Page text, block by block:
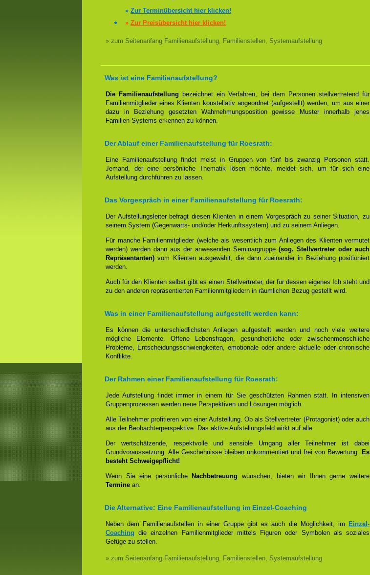
» Zur Terminübersicht hier klicken!
» Zur Preisübersicht hier klicken!
» zum Seitenanfang Familienaufstellung, Familienstellen, Systemaufstellung
Was ist eine Familienaufstellung?
Die Familienaufstellung bezeichnet ein Verfahren, bei dem Personen stellvertretend für
Familienmitglieder eines Klienten konstellativ angeordnet (aufgestellt) werden, um aus einer
dazu in Beziehung gesetzten Wahrnehmungsposition gewisse Muster innerhalb jenes
Familien-Systems erkennen zu können.
Der Ablauf einer Familienaufstellung für Roesrath:
Eine Familienaufstellung findet meist in Gruppen von fünf bis zwanzig Personen statt.
Jemand, der eine persönliche Thematik lösen möchte, meldet sich, um für sich eine
Aufstellung durchführen zu lassen.
Das Vorgespräch in einer Familienaufstellung für Roesrath:
Der Aufstellungsleiter befragt diesen Klienten in einem Vorgespräch zu seiner Situation, zu
seinem System (Gegenwarts- und/oder Herkunftssystem) und zu seinem Anliegen.
Für manche Familienmitglieder (welche als wesentlich zum Anliegen des Klienten vermutet
werden) werden dann aus der anwesenden Seminargruppe (sog. Stellvertreter oder auch
Repräsentanten) vom Klienten ausgewählt, die dann zueinander in Beziehung positioniert
werden.
Auch für den Klienten selbst gibt es einen Stellvertreter, der für dessen eigenes Ich steht und
zu den anderen repräsentierten Familienmitgliedern in räumlichen Bezug gestellt wird.
Was in einer Familienaufstellung aufgestellt werden kann:
Es können die unterschiedlichsten Anliegen aufgestellt werden und noch viele weitere
mögliche Elemente. Offene Lebensfragen, gesundheitliche oder zwischenmenschliche
Probleme, Entscheidungsschwierigkeiten, emotionale oder andere aktuelle oder chronische
Konflikte.
Der Rahmen einer Familienaufstellung für Roesrath:
Jede Aufstellung findet immer in einem für Sie geschützten Rahmen statt. In intensiven
Gruppenprozessen werden neue Perspektiven und Lösungen möglich.
Alle Teilnehmer profitieren von einer Aufstellung. Ob als Stellvertreter (Protagonist) oder auch
aus der Beobachterperspektive. Das aktive Aufstellungsfeld wirkt auf alle.
Der wertschätzende, respektvolle und sensible Umgang aller Teilnehmer ist dabei
Grundvoraussetzung. Alle Geschehnisse bleiben unkommentiert und frei von Bewertung. Es
besteht Schweigepflicht!
Wenn Sie eine persönliche Nachbetreuung wünschen, bieten wir Ihnen gerne weitere
Termine an.
Die Alternative: Eine Familienaufstellung im Einzel-Coaching
Neben dem Familienaufstellen in einer Gruppe gibt es auch die Möglichkeit, im
Einzel-
Coaching die einzelnen Familienmitglieder mittels Figuren oder Symbolen als soziales
Gefüge zu stellen.
» zum Seitenanfang Familienaufstellung, Familienstellen, Systemaufstellung